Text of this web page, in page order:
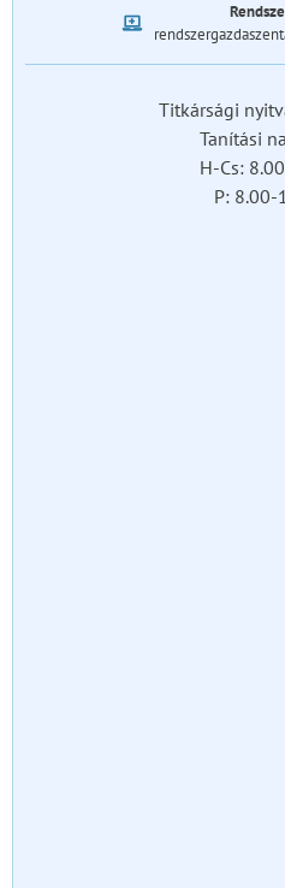
Titkársági
Tanítási
H-Cs:
P: 8.00-